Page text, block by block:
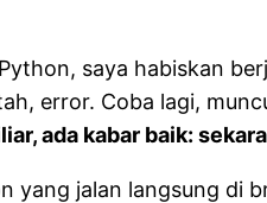
saya habiskan
error. Coba lagi,
ada kabar baik:
yang jalan langsung di